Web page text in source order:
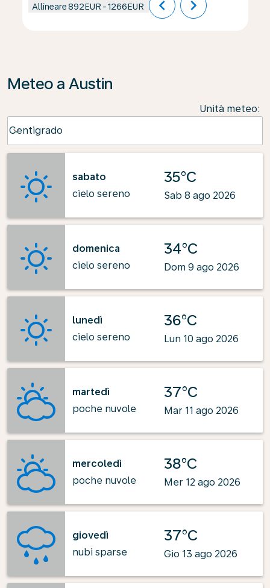
Allineare892EUR -1266EUR chevron_left chevron_right
Meteo a Austin
Unità meteo:
Centigrado
keyboard_arrow_down
sabato
cielo sereno
35°C
Sab 8 ago 2026
domenica
cielo sereno
34°C
Dom 9 ago 2026
lunedì
cielo sereno
36°C
Lun 10 ago 2026
martedì
poche nuvole
37°C
Mar 11 ago 2026
mercoledì
poche nuvole
38°C
Mer 12 ago 2026
giovedì
nubi sparse
37°C
Gio 13 ago 2026